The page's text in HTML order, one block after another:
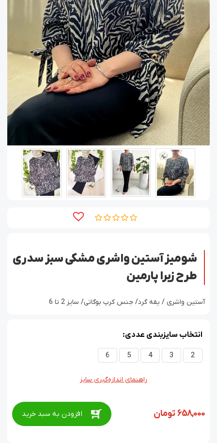
شومیز آستین واشری مشکی سبز سدری
طرح زبرا پارمین
آستین واشری / یقه گرد/ جنس کرپ بوگاتی/ سایز 2 تا 6
انتخاب سایزبندی عددی:
2
3
4
5
6
راهنمای اندازه‌گیری سایز
658,000تومان افزودن به سبد خرید